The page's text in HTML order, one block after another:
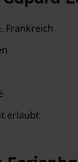
Frankreich
erlaubt